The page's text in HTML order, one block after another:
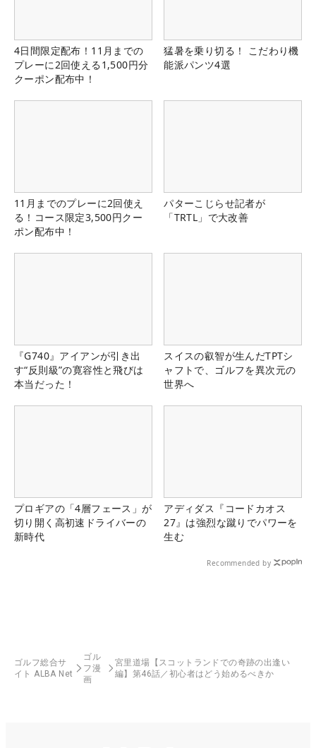
4日間限定配布！11月までの
プレーに2回使える1,500円分
クーポン配布中！
猛暑を乗り切る！ こだわり機
能派パンツ4選
11月までのプレーに2回使え
る！コース限定3,500円クー
ポン配布中！
パターこじらせ記者が
「TRTL」で大改善
『G740』アイアンが引き出
す“反則級”の寛容性と飛びは
本当だった！
スイスの叡智が生んだTPTシ
ャフトで、ゴルフを異次元の
世界へ
プロギアの「4層フェース」が
切り開く高初速ドライバーの
新時代
アディダス『コードカオス
27』は強烈な蹴りでパワーを
生む
Recommended by
ゴルフ総合サ
イト ALBA Net
ゴル
フ漫
画
宮里道場【スコットランドでの奇跡の出逢い
編】第46話／初心者はどう始めるべきか